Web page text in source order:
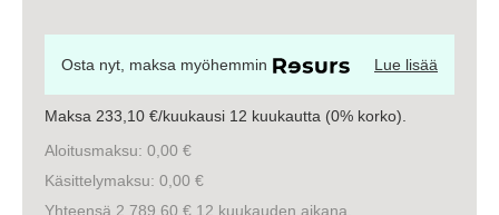
Valaisimet
Vuodesohvat
Senioreille
Osta nyt, maksa myöhemmin Lue lisää
Maksa 233,10 €/kuukausi 12 kuukautta (0% korko).
Aloitusmaksu: 0,00 €
Käsittelymaksu: 0,00 €
Yhteensä 2 789,60 € 12 kuukauden aikana.